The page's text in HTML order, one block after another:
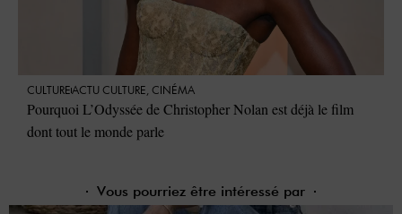
CULTUREACTU CULTURE, CINÉMA
Pourquoi L’Odyssée de Christopher Nolan est déjà le film
dont tout le monde parle
Vous pourriez être intéressé par